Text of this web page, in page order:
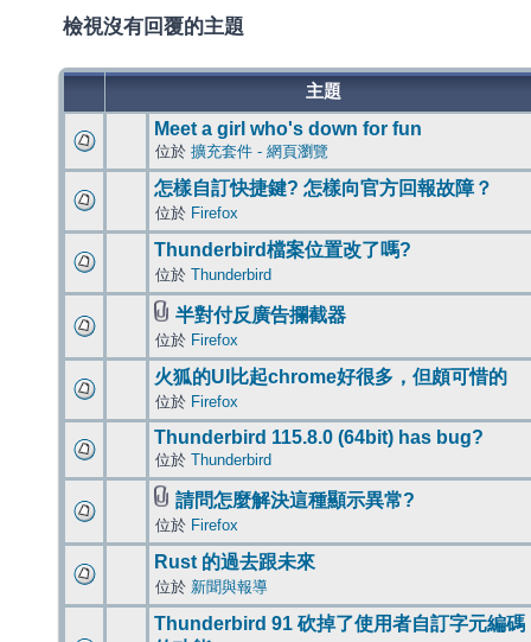
檢視沒有回覆的主題
主題
Meet a girl who's down for fun
位於 擴充套件 - 網頁瀏覽
怎樣自訂快捷鍵? 怎樣向官方回報故障？
位於 Firefox
Thunderbird檔案位置改了嗎?
位於 Thunderbird
半對付反廣告攔截器
位於 Firefox
火狐的UI比起chrome好很多，但頗可惜的
位於 Firefox
Thunderbird 115.8.0 (64bit) has bug?
位於 Thunderbird
請問怎麼解決這種顯示異常?
位於 Firefox
Rust 的過去跟未來
位於 新聞與報導
Thunderbird 91 砍掉了使用者自訂字元編碼